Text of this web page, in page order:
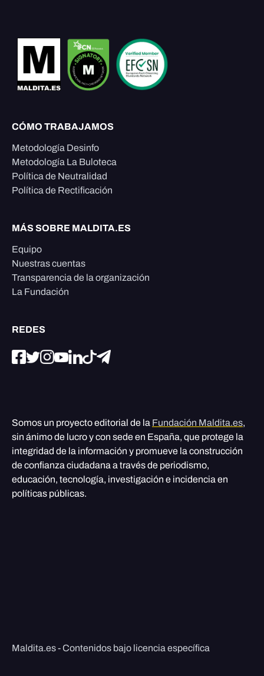
CÓMO TRABAJAMOS
Metodología Desinfo
Metodología La Buloteca
Política de Neutralidad
Política de Rectificación
MÁS SOBRE MALDITA.ES
Equipo
Nuestras cuentas
Transparencia de la organización
La Fundación
REDES
Somos un proyecto editorial de la Fundación Maldita.es,
sin ánimo de lucro y con sede en España, que protege la
integridad de la información y promueve la construcción
de confianza ciudadana a través de periodismo,
educación, tecnología, investigación e incidencia en
políticas públicas.
Maldita.es - Contenidos bajo licencia específica